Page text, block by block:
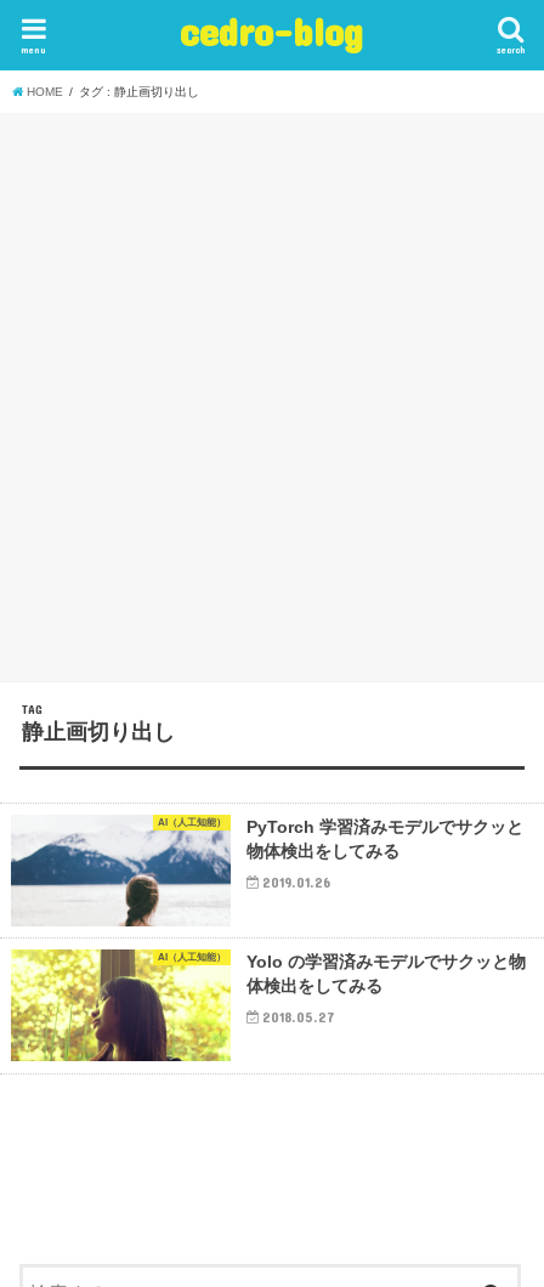
cedro-blog search
menu
HOME タグ : 静止画切り出し
TAG
静止画切り出し
AI（人工知能）
PyTorch 学習済みモデルでサクッと
物体検出をしてみる
2019.01.26
AI（人工知能）
Yolo の学習済みモデルでサクッと物
体検出をしてみる
2018.05.27